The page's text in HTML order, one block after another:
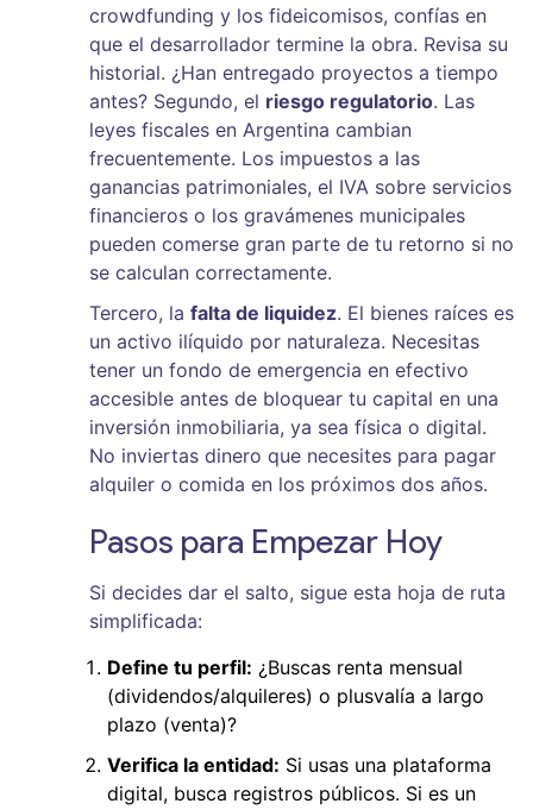
crowdfunding y los fideicomisos, confías en
que el desarrollador termine la obra. Revisa su
historial. ¿Han entregado proyectos a tiempo
antes? Segundo, el riesgo regulatorio. Las
leyes fiscales en Argentina cambian
frecuentemente. Los impuestos a las
ganancias patrimoniales, el IVA sobre servicios
financieros o los gravámenes municipales
pueden comerse gran parte de tu retorno si no
se calculan correctamente.
Tercero, la falta de liquidez. El bienes raíces es
un activo ilíquido por naturaleza. Necesitas
tener un fondo de emergencia en efectivo
accesible antes de bloquear tu capital en una
inversión inmobiliaria, ya sea física o digital.
No inviertas dinero que necesites para pagar
alquiler o comida en los próximos dos años.
Pasos para Empezar Hoy
Si decides dar el salto, sigue esta hoja de ruta
simplificada:
Define tu perfil: ¿Buscas renta mensual
(dividendos/alquileres) o plusvalía a largo
plazo (venta)?
Verifica la entidad: Si usas una plataforma
digital, busca registros públicos. Si es un